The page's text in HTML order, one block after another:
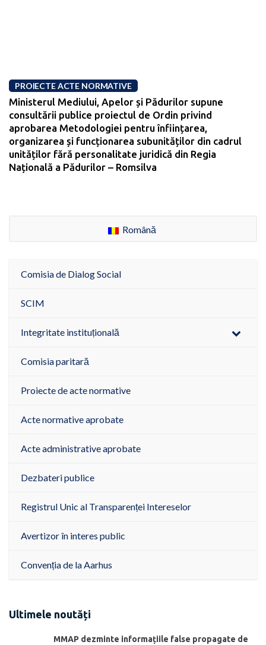
PROIECTE ACTE NORMATIVE
Ministerul Mediului, Apelor și Pădurilor supune
consultării publice proiectul de Ordin privind
aprobarea Metodologiei pentru înființarea,
organizarea și funcționarea subunităților din cadrul
unităților fără personalitate juridică din Regia
Națională a Pădurilor – Romsilva
Română
Comisia de Dialog Social
SCIM
Integritate instituțională
Comisia paritară
Proiecte de acte normative
Acte normative aprobate
Acte administrative aprobate
Dezbateri publice
Registrul Unic al Transparenței Intereselor
Avertizor în interes public
Convenția de la Aarhus
Ultimele noutăți
MMAP dezminte informațiile false propagate de